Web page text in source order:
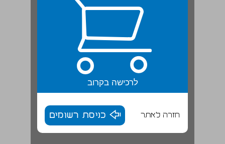
לרכישה בקרוב
חזרה לאתר כניסת רשומים